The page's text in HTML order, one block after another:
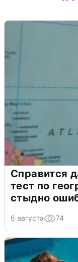
Справится
тест по
стыдно
6 августа 74